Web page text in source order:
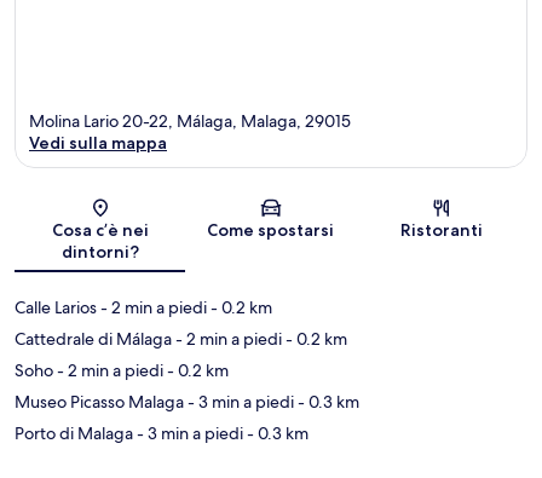
Mappa
Molina Lario 20-22, Málaga, Malaga, 29015
Vedi sulla mappa
Cosa c’è nei
dintorni?
Come spostarsi Ristoranti
Calle Larios- 2 min a piedi- 0.2 km
Cattedrale di Málaga- 2 min a piedi- 0.2 km
Soho- 2 min a piedi- 0.2 km
Museo Picasso Malaga- 3 min a piedi- 0.3 km
Porto di Malaga- 3 min a piedi- 0.3 km